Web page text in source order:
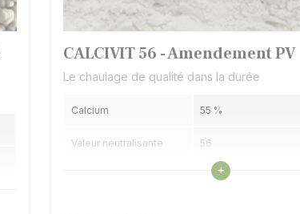
CALCIVIT 56 - Amendement PV
Le chaulage de qualité dans la durée
Calcium 55 %
Valeur neutralisante 56
100 Voir les
+